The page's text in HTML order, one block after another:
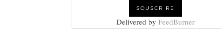
Delivered by FeedBurner